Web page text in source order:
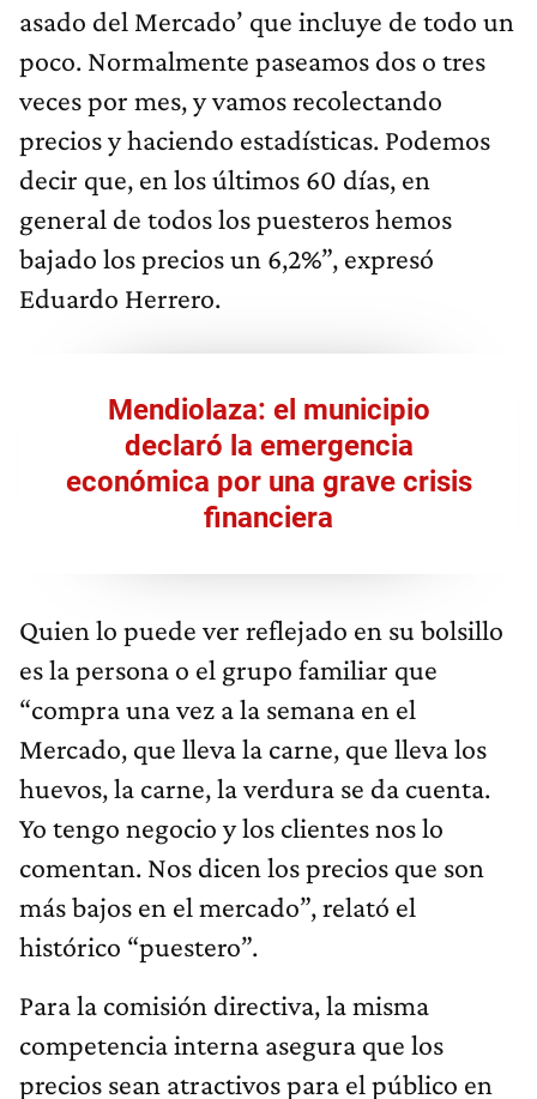
asado del Mercado’ que incluye de todo un
poco. Normalmente paseamos dos o tres
veces por mes, y vamos recolectando
precios y haciendo estadísticas. Podemos
decir que, en los últimos 60 días, en
general de todos los puesteros hemos
bajado los precios un 6,2%”, expresó
Eduardo Herrero.
Mendiolaza: el municipio
declaró la emergencia
económica por una grave crisis
financiera
Quien lo puede ver reflejado en su bolsillo
es la persona o el grupo familiar que
“compra una vez a la semana en el
Mercado, que lleva la carne, que lleva los
huevos, la carne, la verdura se da cuenta.
Yo tengo negocio y los clientes nos lo
comentan. Nos dicen los precios que son
más bajos en el mercado”, relató el
histórico “puestero”.
Para la comisión directiva, la misma
competencia interna asegura que los
precios sean atractivos para el público en